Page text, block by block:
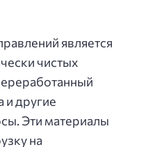
является
чистых
и другие
Эти материалы
на